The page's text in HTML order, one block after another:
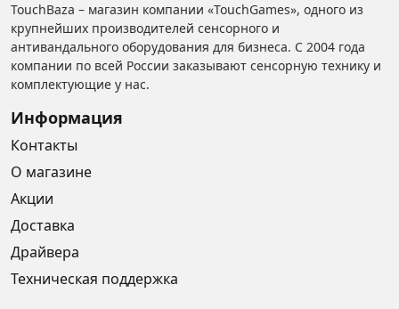
TouchBaza – магазин компании «TouchGames», одного из
крупнейших производителей сенсорного и
антивандального оборудования для бизнеса. С 2004 года
компании по всей России заказывают сенсорную технику и
комплектующие у нас.
Информация
Контакты
О магазине
Акции
Доставка
Драйвера
Техническая поддержка